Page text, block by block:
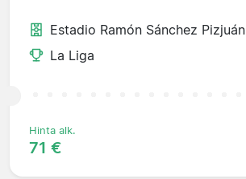
Estadio Ramón Sánchez Pizjuán
La Liga
Hinta alk.
71 €